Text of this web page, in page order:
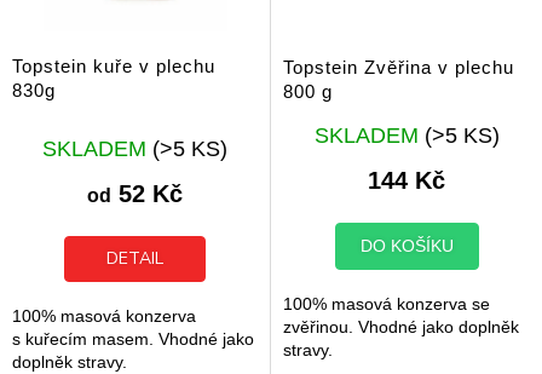
Topstein kuře v plechu
830g
SKLADEM (>5 KS)
od 52 Kč
DETAIL
100% masová konzerva
s kuřecím masem. Vhodné jako
doplněk stravy.
Topstein Zvěřina v plechu
800 g
Průměrné
hodnocení
produktu
je
z
SKLADEM (>5 KS)
144 Kč
DO KOŠÍKU
100% masová konzerva se
zvěřinou. Vhodné jako doplněk
stravy.